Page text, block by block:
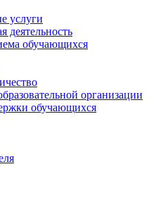
услуги
деятельность
обучающихся
организации
обучающихся